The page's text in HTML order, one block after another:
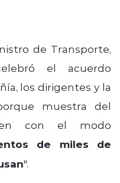
de Transporte,
el acuerdo
los dirigentes y la
muestra del
con el modo
de miles de
".